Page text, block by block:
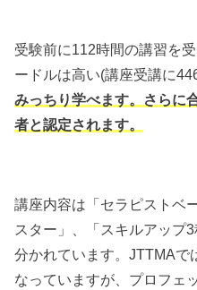
受験前に112時間の講習を
ードルは高い(講座受講に
みっちり学べます。さらに
者と認定されます。
講座内容は「セラピストベ
スター」、「スキルアップ
分かれています。JTTMAで
なっていますが、プロフェ